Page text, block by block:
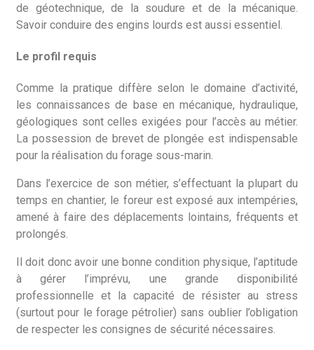
de géotechnique, de la soudure et de la mécanique.
Savoir conduire des engins lourds est aussi essentiel.
Le profil requis
Comme la pratique diffère selon le domaine d’activité,
les connaissances de base en mécanique, hydraulique,
géologiques sont celles exigées pour l’accès au métier.
La possession de brevet de plongée est indispensable
pour la réalisation du forage sous-marin.
Dans l’exercice de son métier, s’effectuant la plupart du
temps en chantier, le foreur est exposé aux intempéries,
amené à faire des déplacements lointains, fréquents et
prolongés.
Il doit donc avoir une bonne condition physique, l’aptitude
à gérer l’imprévu, une grande disponibilité
professionnelle et la capacité de résister au stress
(surtout pour le forage pétrolier) sans oublier l’obligation
de respecter les consignes de sécurité nécessaires.